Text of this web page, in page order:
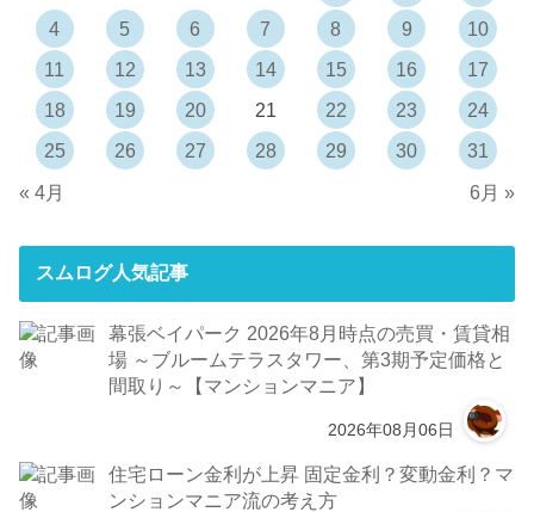
4
5 6 7 8 9
10
11
12 13 14 15 16
17
18
19 20 21 22 23
24
25
26 27 28 29 30
31
« 4月
6月 »
スムログ人気記事
幕張ベイパーク 2026年8月時点の売買・賃貸相
場 ～ブルームテラスタワー、第3期予定価格と
間取り～【マンションマニア】
2026年08月06日
住宅ローン金利が上昇 固定金利？変動金利？マ
ンションマニア流の考え方